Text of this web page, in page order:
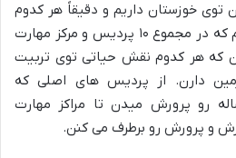
توی خوزستان داریم و دقیقاً هر کدوم
چه کاری انجام میدن. دیدیم که در مجموع ۱۰ پردیس و مرکز مهارت
که هر کدوم نقش حیاتی توی تربیت
دارن. از پردیس های اصلی که
رو پرورش میدن تا مراکز مهارت
و پرورش رو برطرف می کنن.